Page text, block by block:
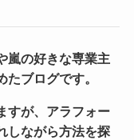
嵐の好きな専業主
ブログです。
すが、アラフォー
しながら方法を探